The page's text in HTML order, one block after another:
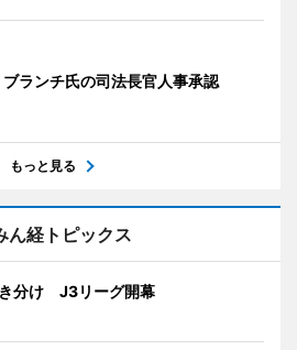
ランチ氏の司法長官人事承認
もっと見る
ん経トピックス
分け J3リーグ開幕